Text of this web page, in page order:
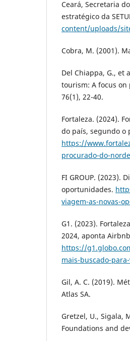
Ceará, Secretaria
estratégico da
content/uploads/
Cobra, M. (2001).
Del Chiappa, G., et
tourism: A focus
76(1), 22-40.
Fortaleza. (2024).
do país, segundo o
https://
procurado-do-
FI GROUP. (2023).
oportunidades.
viagem-as-novas-
G1. (2023).
2024, aponta
https://
mais-buscado-
Gil, A. C. (2019).
Atlas SA.
Gretzel, U., Sigala,
Foundations and